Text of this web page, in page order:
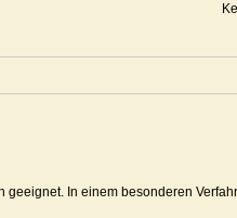
In einem besonderen